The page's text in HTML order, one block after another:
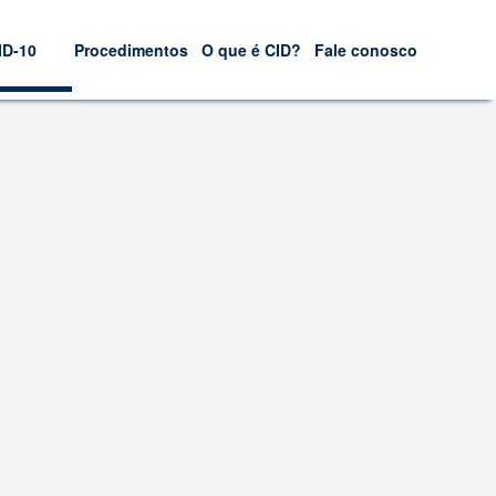
10 Procedimentos O que é CID? Fale conosco